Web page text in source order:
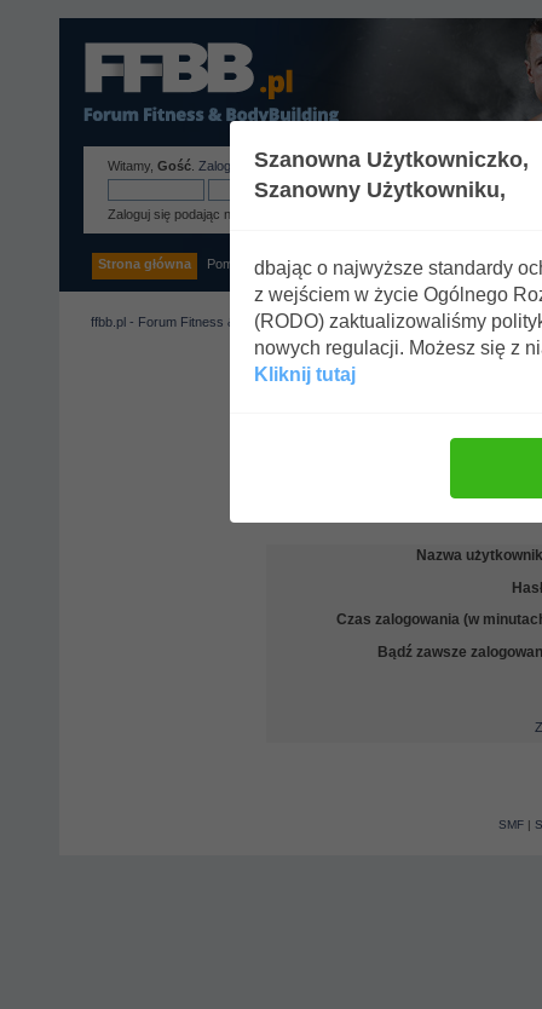
Witamy, Gość Zaloguj sięlubzarejestruj.
Zaloguj się podając nazwę użytkownika, hasło i długość sesji
Strona główna Pomoc Szukaj Tags Zaloguj się Rejestracja
ffbb.pl - Forum Fitness & BodyBuilding
Uwaga!
Nazwa
Czas zalogowania (w
Bądź zawsze
SMF|
Szanowna Użytkowniczko,
Szanowny Użytkowniku,
dbając o najwyższe standardy
z wejściem w życie Ogólnego
(RODO) zaktualizowaliśmy
nowych regulacji. Możesz się z
Kliknij tutaj